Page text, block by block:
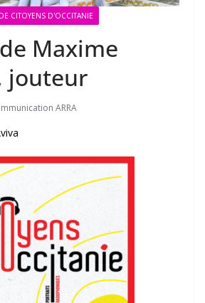
CITOYENS D'OCCITANIE
Maxime
jouteur
ARRA